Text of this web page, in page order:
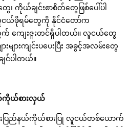
ေ၊ ကိုယ်ချင်းစာစိတ်တွေဖြစ်ပေါ်ပါ
ငယ်ဖိုရမ်တွေကို နိုင်ငံတော်က
က် ကျေးဇူးတင်ရှိပါတယ်။ လူငယ်တွေ
ျားကျင်းပပေးပြီး အခွင့်အလမ်းတွေ
ချင်ပါတယ်။
ယ်စားလှယ်
င်းပြည်နယ်ကိုယ်စားပြု လူငယ်တစ်ယောက်